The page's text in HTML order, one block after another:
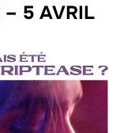
– 5 AVRIL